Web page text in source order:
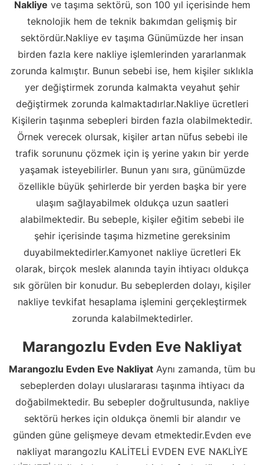
Nakliye ve taşıma sektörü, son 100 yıl içerisinde hem
teknolojik hem de teknik bakımdan gelişmiş bir
sektördür.Nakliye ev taşıma Günümüzde her insan
birden fazla kere nakliye işlemlerinden yararlanmak
zorunda kalmıştır. Bunun sebebi ise, hem kişiler sıklıkla
yer değiştirmek zorunda kalmakta veyahut şehir
değiştirmek zorunda kalmaktadırlar.Nakliye ücretleri
Kişilerin taşınma sebepleri birden fazla olabilmektedir.
Örnek verecek olursak, kişiler artan nüfus sebebi ile
trafik sorununu çözmek için iş yerine yakın bir yerde
yaşamak isteyebilirler. Bunun yanı sıra, günümüzde
özellikle büyük şehirlerde bir yerden başka bir yere
ulaşım sağlayabilmek oldukça uzun saatleri
alabilmektedir. Bu sebeple, kişiler eğitim sebebi ile
şehir içerisinde taşıma hizmetine gereksinim
duyabilmektedirler.Kamyonet nakliye ücretleri Ek
olarak, birçok meslek alanında tayin ihtiyacı oldukça
sık görülen bir konudur. Bu sebeplerden dolayı, kişiler
nakliye tevkifat hesaplama işlemini gerçekleştirmek
zorunda kalabilmektedirler.
Marangozlu Evden Eve Nakliyat
Marangozlu Evden Eve Nakliyat Aynı zamanda, tüm bu
sebeplerden dolayı uluslararası taşınma ihtiyacı da
doğabilmektedir. Bu sebepler doğrultusunda, nakliye
sektörü herkes için oldukça önemli bir alandır ve
günden güne gelişmeye devam etmektedir.Evden eve
nakliyat marangozlu KALİTELİ EVDEN EVE NAKLİYE